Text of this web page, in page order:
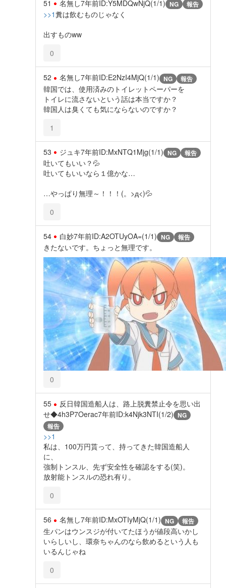
51 名無し7年前ID:Y5MDQwNjQ(1/1) NG 報告
>>1糞は飲むものじゃなく
出すものww
0
52 名無し7年前ID:E2NzI4MjQ(1/1) NG 報告
韓国では、使用済みのトイレットペーパーを
トイレに流さないという話は本当ですか？
韓国人は臭くても気にならないのですか？
1
53 ジュキ7年前ID:MxNTQ1Mjg(1/1) NG 報告
吐いてもいい？💦
吐いてもいいなら１億かな…
…やっぱり無理～！！！(。>д<)💦
0
54 白妙7年前ID:A2OTUyOA=(1/1) NG 報告
きたないです。ちょっと無理です。
0
55
反日韓国造船人は、路上脱糞禁止令を思い出
せ◆4h3P7Oerac7年前ID:k4Njk3NTI(1/2) NG
報告
>>1
私は、100万円貰って、持ってきた韓国造船人
に、
強制トンスル、先ず安全性を確認をする(笑)。
放射能トンスルの恐れ有り。
0
56 名無し7年前ID:MxOTIyMjQ(1/1) NG 報告
生パンはウンスジが付いてたほうが値段高いかし
いらしいし、環奈ちゃんのなら飲めるという人も
いるんじゃね
0